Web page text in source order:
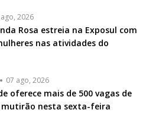
2026
Rosa estreia na Exposul com
nas atividades do
07 ago, 2026
oferece mais de 500 vagas de
mutirão nesta sexta-feira